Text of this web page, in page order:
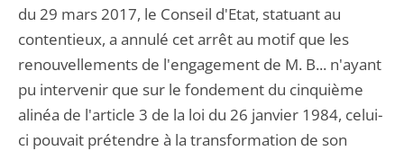
du 29 mars 2017, le Conseil d'Etat, statuant au
contentieux, a annulé cet arrêt au motif que les
renouvellements de l'engagement de M. B... n'ayant
pu intervenir que sur le fondement du cinquième
alinéa de l'article 3 de la loi du 26 janvier 1984, celui-
ci pouvait prétendre à la transformation de son